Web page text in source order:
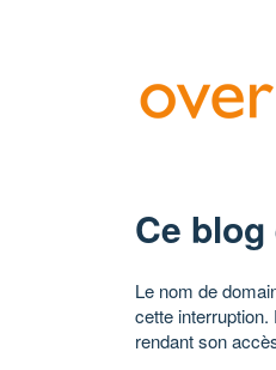
Ce
Le nom de
cette
rendant son